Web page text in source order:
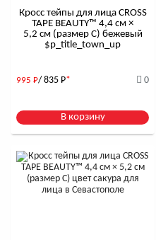
Кросс тейпы для лица CROSS
TAPE BEAUTY™ 4,4 см ×
5,2 см (размер C) бежевый
$р_title_town_up
995 Р/ 835 Р* 0
В корзину